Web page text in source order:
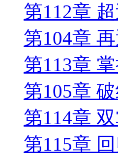
第112章
第104章
第113章
第105章
第114章
第115章